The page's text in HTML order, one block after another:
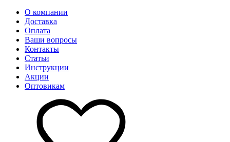
О компании
Доставка
Оплата
Ваши вопросы
Контакты
Статьи
Инструкции
Акции
Оптовикам